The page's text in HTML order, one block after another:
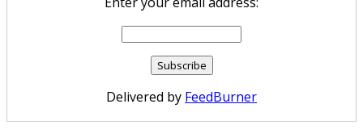
Delivered by FeedBurner